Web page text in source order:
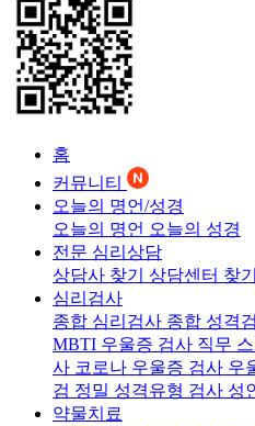
홈
커뮤니티
오늘의 명언/성경
오늘의 명언 오늘의 성경
전문 심리상담
상담사 찾기 상담센터 찾기
심리검사
종합 심리검사 종합 성격
MBTI 우울증 검사 직무
사 코로나 우울증 검사 우
검 정밀 성격유형 검사 성
약물치료